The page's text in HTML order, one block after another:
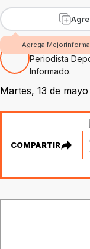
Agrega
Por Nicolás
Periodista
Informado.
Martes, 13 de
COMPARTIR